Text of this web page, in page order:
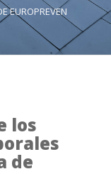
EUROPREVEN
los
de